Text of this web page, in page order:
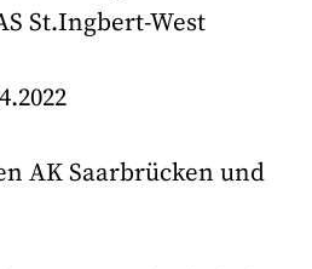
St.Ingbert-West
AK Saarbrücken und